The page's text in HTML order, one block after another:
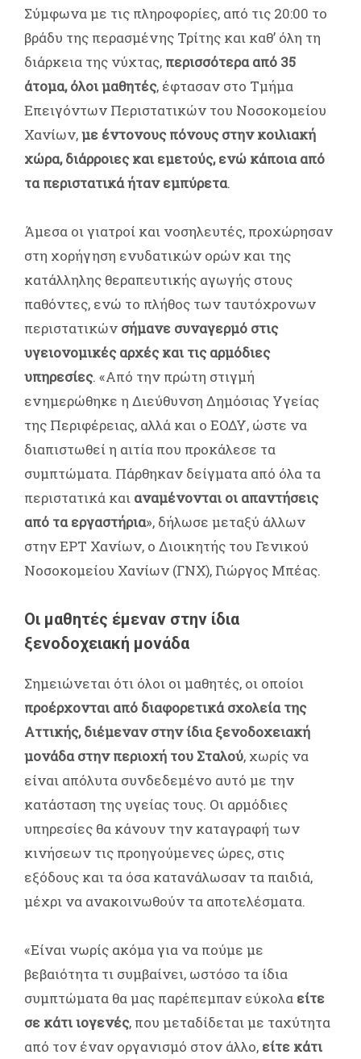
Σύμφωνα με τις πληροφορίες, από τις 20:00 το
βράδυ της περασμένης Τρίτης και καθ’ όλη τη
διάρκεια της νύχτας, περισσότερα από 35
άτομα, όλοι μαθητές, έφτασαν στο Τμήμα
Επειγόντων Περιστατικών του Νοσοκομείου
Χανίων,με έντονους πόνους στην κοιλιακή
χώρα, διάρροιες και εμετούς, ενώ κάποια από
τα περιστατικά ήταν εμπύρετα.
Άμεσα οι γιατροί και νοσηλευτές, προχώρησαν
στη χορήγηση ενυδατικών ορών και της
κατάλληλης θεραπευτικής αγωγής στους
παθόντες, ενώ το πλήθος των ταυτόχρονων
περιστατικών σήμανε συναγερμό στις
υγειονομικές αρχές και τις αρμόδιες
υπηρεσίες. «Από την πρώτη στιγμή
ενημερώθηκε η Διεύθυνση Δημόσιας Υγείας
της Περιφέρειας, αλλά και ο ΕΟΔΥ, ώστε να
διαπιστωθεί η αιτία που προκάλεσε τα
συμπτώματα. Πάρθηκαν δείγματα από όλα τα
περιστατικά και αναμένονται οι απαντήσεις
από τα εργαστήρια», δήλωσε μεταξύ άλλων
στην ΕΡΤ Χανίων, ο Διοικητής του Γενικού
Νοσοκομείου Χανίων (ΓΝΧ), Γιώργος Μπέας.
Οι μαθητές έμεναν στην ίδια
ξενοδοχειακή μονάδα
Σημειώνεται ότι όλοι οι μαθητές, οι οποίοι
προέρχονται από διαφορετικά σχολεία της
Αττικής, διέμεναν στην ίδια ξενοδοχειακή
μονάδα στην περιοχή του Σταλού, χωρίς να
είναι απόλυτα συνδεδεμένο αυτό με την
κατάσταση της υγείας τους. Οι αρμόδιες
υπηρεσίες θα κάνουν την καταγραφή των
κινήσεων τις προηγούμενες ώρες, στις
εξόδους και τα όσα κατανάλωσαν τα παιδιά,
μέχρι να ανακοινωθούν τα αποτελέσματα.
«Είναι νωρίς ακόμα για να πούμε με
βεβαιότητα τι συμβαίνει, ωστόσο τα ίδια
συμπτώματα θα μας παρέπεμπαν εύκολα είτε
σε κάτι ιογενές, που μεταδίδεται με ταχύτητα
από τον έναν οργανισμό στον άλλο, είτε κάτι